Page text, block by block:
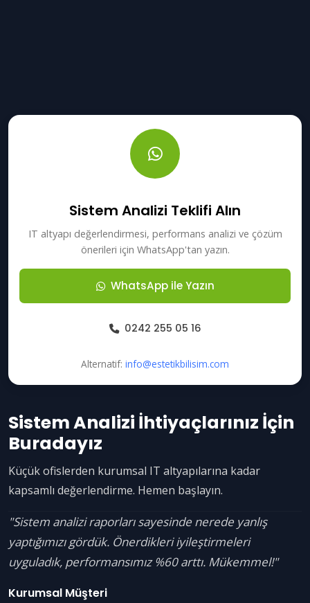
Sistem Analizi İhtiyaçlarınız İçin
Buradayız
Küçük ofislerden kurumsal IT altyapılarına kadar
kapsamlı değerlendirme. Hemen başlayın.
"Sistem analizi raporları sayesinde nerede yanlış
yaptığımızı gördük. Önerdikleri iyileştirmeleri
uyguladık, performansımız %60 arttı. Mükemmel!"
Kurumsal Müşteri
Sistem Analizi Teklifi Alın
IT altyapı değerlendirmesi, performans analizi ve çözüm
önerileri için WhatsApp'tan yazın.
WhatsApp ile Yazın
0242 255 05 16
Alternatif: info@estetikbilisim.com